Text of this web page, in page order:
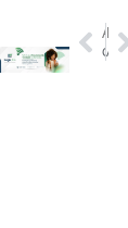
ANTERIOR
Controle Interno garante segurança e acompanhamento da gestão pública no Implurb
PRÓXIMO
Amazonas chega ao 100º implante coclear realizado pela rede estadual de saúde